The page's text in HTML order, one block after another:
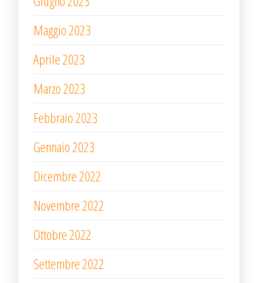
Maggio 2023
Aprile 2023
Marzo 2023
Febbraio 2023
Gennaio 2023
Dicembre 2022
Novembre 2022
Ottobre 2022
Settembre 2022